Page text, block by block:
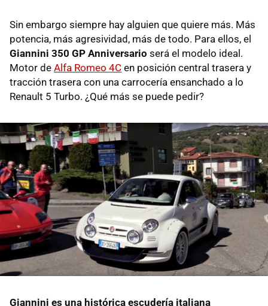
Sin embargo siempre hay alguien que quiere más. Más
potencia, más agresividad, más de todo. Para ellos, el
Giannini 350 GP Anniversario será el modelo ideal.
Motor de Alfa Romeo 4C en posición central trasera y
tracción trasera con una carrocería ensanchado a lo
Renault 5 Turbo. ¿Qué más se puede pedir?
Giannini es una histórica escudería italiana